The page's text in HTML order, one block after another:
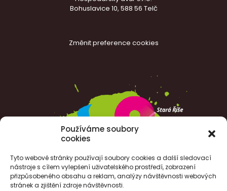
Používáme soubory
cookies
Tyto webové stránky používají soubory cookies a další sledovací
nástroje s cílem vylepšení uživatelského prostředí, zobrazení
přizpůsobeného obsahu a reklam, analýzy návštěvnosti webových
stránek a zjištění zdroje návštěvnosti.
Bohuslavice 10, 588 56 Telč
Změnit preference cookies